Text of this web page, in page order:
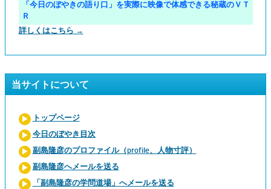
「今日のぼやきの語り口」を実際に映像で体感できる秘蔵のＶＴ
Ｒ
詳しくはこちら →
当サイトについて
トップページ
今日のぼやき目次
副島隆彦のプロファイル（profile、人物寸評）
副島隆彦へメールを送る
「副島隆彦の学問道場」へメールを送る